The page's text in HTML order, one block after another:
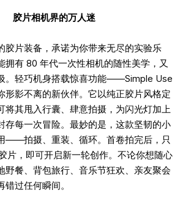
胶片相机界的万人迷
胶片装备，承诺为你带来无尽的实验乐
拥有 80 年代一次性相机的随性美学，又
。轻巧机身搭载惊喜功能——Simple Use
形影不离的新伙伴。它以纯正胶片风格定
将其甩入行囊、肆意拍摄，为闪光灯加上
存每一次冒险。最妙的是，这款坚韧的小
——拍摄、重装、循环。首卷拍完后，只
片，即可开启新一轮创作。不论你想随心
野餐、背包旅行、音乐节狂欢、亲友聚会
过任何瞬间。